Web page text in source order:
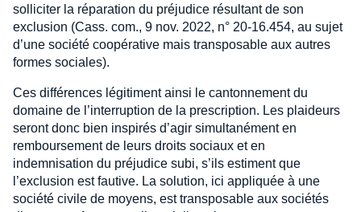
solliciter la réparation du préjudice résultant de son
exclusion (Cass. com., 9 nov. 2022, n° 20-16.454, au sujet
d’une société coopérative mais transposable aux autres
formes sociales).
Ces différences légitiment ainsi le cantonnement du
domaine de l’interruption de la prescription. Les plaideurs
seront donc bien inspirés d’agir simultanément en
remboursement de leurs droits sociaux et en
indemnisation du préjudice subi, s’ils estiment que
l’exclusion est fautive. La solution, ici appliquée à une
société civile de moyens, est transposable aux sociétés